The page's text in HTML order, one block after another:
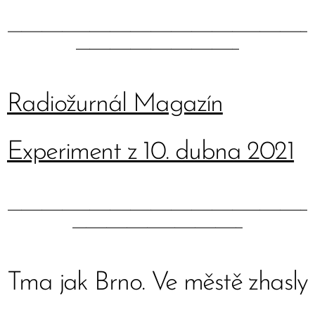
Radiožurnál Magazín
Experiment z 10. dubna 2021
Tma jak Brno. Ve městě zhasly